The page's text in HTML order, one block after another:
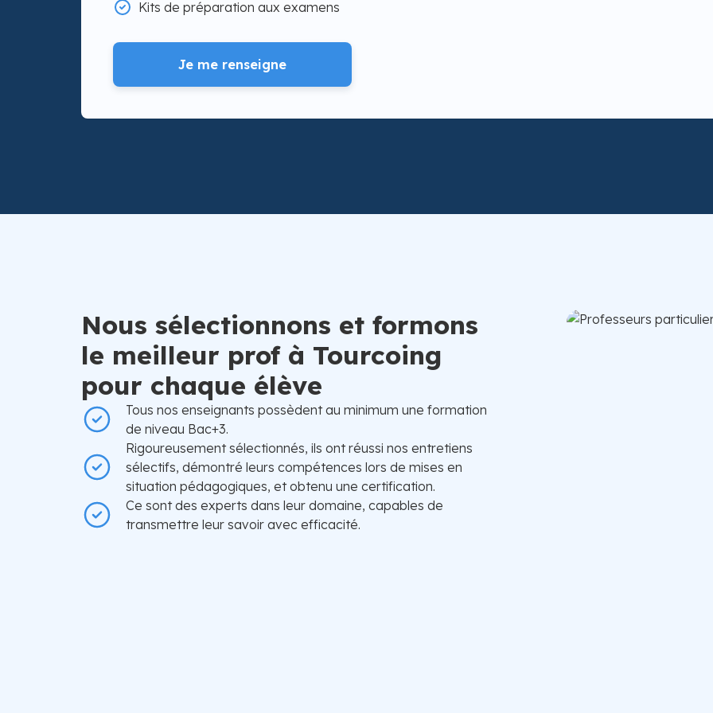
Kits de préparation aux examens
Je me renseigne
Nous sélectionnons et formons
le meilleur prof à Tourcoing
pour chaque élève
Tous nos enseignants possèdent au minimum une formation
de niveau Bac+3.
Rigoureusement sélectionnés, ils ont réussi nos entretiens
sélectifs, démontré leurs compétences lors de mises en
situation pédagogiques, et obtenu une certification.
Ce sont des experts dans leur domaine, capables de
transmettre leur savoir avec efficacité.